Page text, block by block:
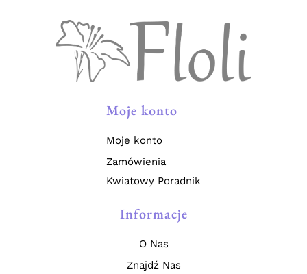
Moje konto
Moje konto
Zamówienia
Kwiatowy Poradnik
Informacje
O Nas
Znajdź Nas